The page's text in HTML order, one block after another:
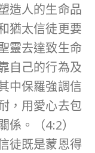
造人的生命品
猶太信徒更要
靈去達致生命
自己的行為及
中保羅強調信
，用愛心去包
。（4:2）
徒既是蒙恩得